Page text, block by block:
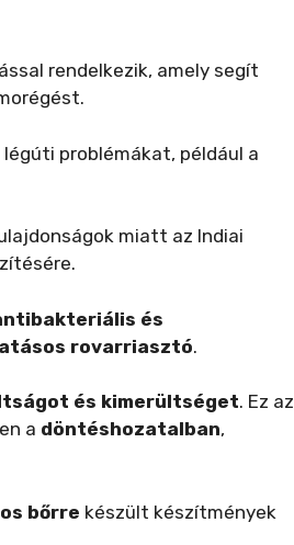
rendelkezik, amely segít
problémákat, például a
miatt az Indiai
és
rovarriasztó.
és kimerültséget. Ez az
a döntéshozatalban,
bőrre készült készítmények